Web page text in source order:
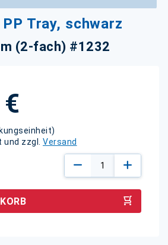
Tray, schwarz
(2-fach) #1232
und zzgl. Versand